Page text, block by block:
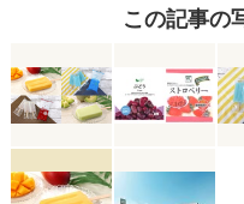
この記事の